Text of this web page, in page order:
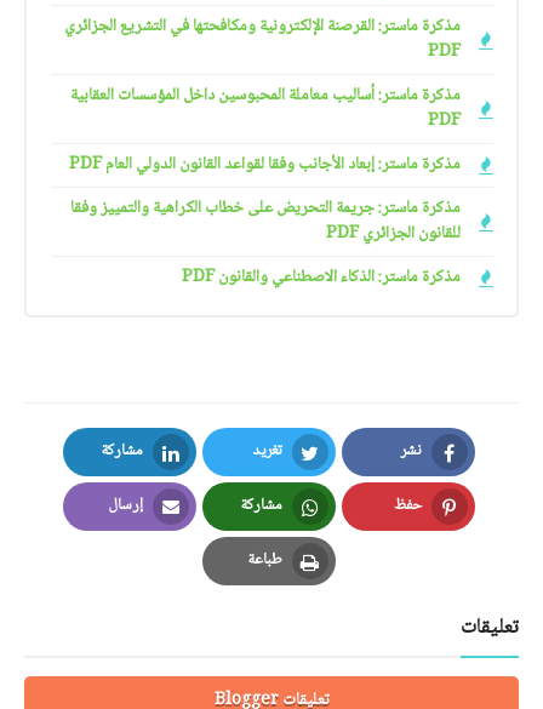
مذكرة ماستر: القرصنة الإلكترونية ومكافحتها في التشريع الجزائري
PDF
مذكرة ماستر: أساليب معاملة المحبوسين داخل المؤسسات العقابية
PDF
مذكرة ماستر: إبعاد الأجانب وفقا لقواعد القانون الدولي العام PDF
مذكرة ماستر: جريمة التحريض على خطاب الكراهية والتمييز وفقا
للقانون الجزائري PDF
مذكرة ماستر: الذكاء الاصطناعي والقانون PDF
نشر
Facebook
تغريد
Twitter
مشاركة
LinkedIn
حفظ
Pinterest
مشاركة
Whatsapp
إرسال
Email
طباعة
Print
تعليقات
تعليقات Blogger